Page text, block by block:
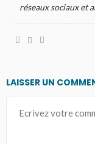
réseaux sociaux et
LAISSER UN